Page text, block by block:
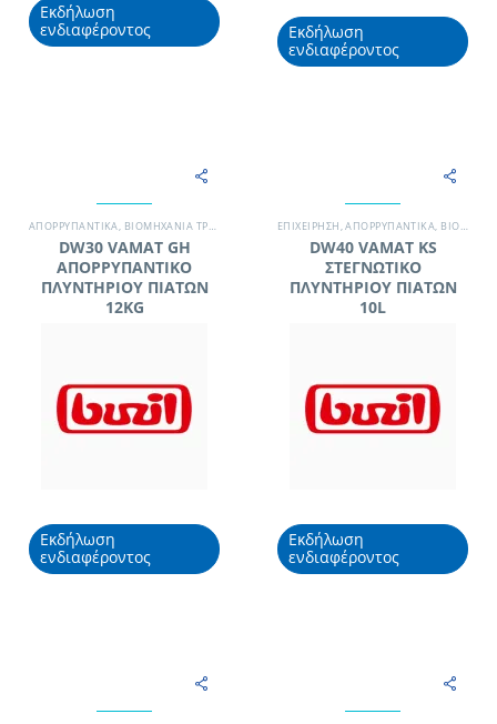
Εκδήλωση
ενδιαφέροντος
Εκδήλωση
ενδιαφέροντος
ΑΠΟΡΡΥΠΑΝΤΙΚΆ, ΒΙΟΜΗΧΑΝΊΑ ΤΡΟΦΊΜΩΝ ΓΡΑΦΕΊΟ, ΜΟΝΆΔΑ ΥΓΕΊΑΣ,ΞΕΝΟΔΟΧΕΊΟ,
DW30 VAMAT GH
ΑΠΟΡΡΥΠΑΝΤΙΚΟ
ΠΛΥΝΤΗΡΙΟΥ ΠΙΑΤΩΝ
12KG
Εκδήλωση
ενδιαφέροντος
EΠΙΧΕΊΡΗΣΗ,ΑΠΟΡΡΥΠΑΝΤΙΚΆ, ΒΙΟΜΗΧΑΝΊΑ ΤΡΟΦΊΜΩΝ
DW40 VAMAT KS
ΣΤΕΓΝΩΤΙΚΟ
ΠΛΥΝΤΗΡΙΟΥ ΠΙΑΤΩΝ
10L
Εκδήλωση
ενδιαφέροντος